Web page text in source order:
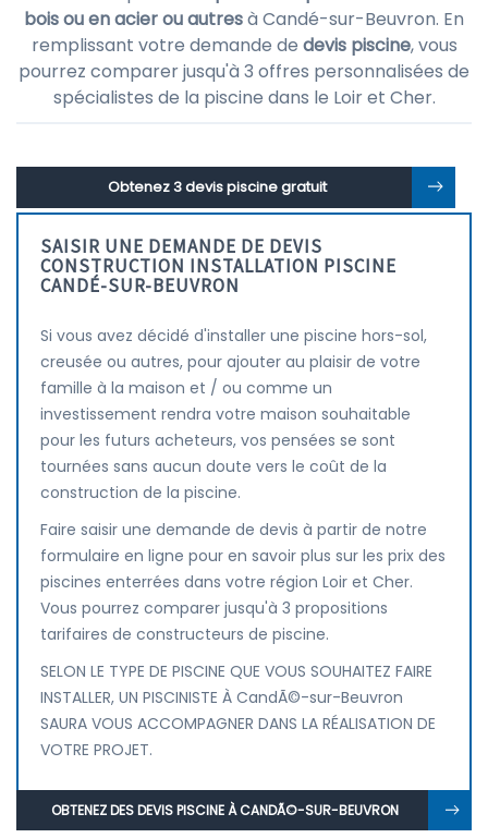
bois ou en acier ou autresà Candé-sur-Beuvron. En
remplissant votre demande de devis piscine, vous
pourrez comparer jusqu'à 3 offres personnalisées de
spécialistes de la piscine dans le Loir et Cher.
Obtenez 3 devis piscine gratuit
SAISIR UNE DEMANDE DE DEVIS
CONSTRUCTION INSTALLATION PISCINE
CANDÉ-SUR-BEUVRON
Si vous avez décidé d'installer une piscine hors-sol,
creusée ou autres, pour ajouter au plaisir de votre
famille à la maison et / ou comme un
investissement rendra votre maison souhaitable
pour les futurs acheteurs, vos pensées se sont
tournées sans aucun doute vers le coût de la
construction de la piscine.
Faire saisir une demande de devis à partir de notre
formulaire en ligne pour en savoir plus sur les prix des
piscines enterrées dans votre région Loir et Cher.
Vous pourrez comparer jusqu'à 3 propositions
tarifaires de constructeurs de piscine.
SELON LE TYPE DE PISCINE QUE VOUS SOUHAITEZ FAIRE
INSTALLER, UN PISCINISTE À CandÃ©-sur-Beuvron
SAURA VOUS ACCOMPAGNER DANS LA RÉALISATION DE
VOTRE PROJET.
OBTENEZ DES DEVIS PISCINE À CANDÃ©-SUR-BEUVRON